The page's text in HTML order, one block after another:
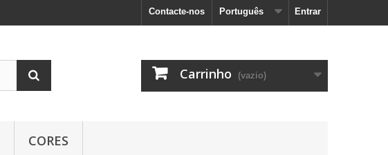
Entrar
Português
Contacte-nos
Carrinho (vazio)
CORES